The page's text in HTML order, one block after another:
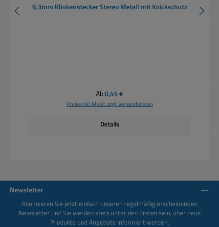
6,3mm Klinkenstecker Stereo Metall mit Knickschutz
Regulärer Preis:
Ab0,45 €
Preise inkl. MwSt. zzgl. Versandkosten
Details
Newsletter
Abonnieren Sie jetzt einfach unseren regelmäßig erscheinenden
Newsletter und Sie werden stets unter den Ersten sein, über neue
Produkte und Angebote informiert werden.